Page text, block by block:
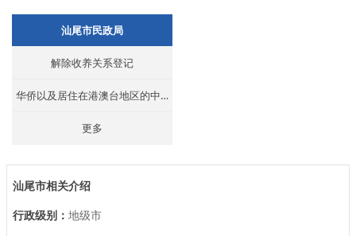
汕尾市民政局
解除收养关系登记
华侨以及居住在港澳台地区的中国公民办理收养登记
更多
汕尾市相关介绍
行政级别： 地级市